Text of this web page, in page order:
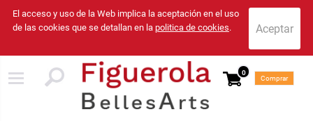
El acceso y uso de la Web implica la aceptación en el uso
de las cookies que se detallan en la politica de cookies.
0
Comprar